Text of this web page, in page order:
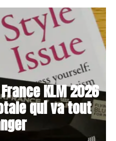
KLM 2026
qui va tout